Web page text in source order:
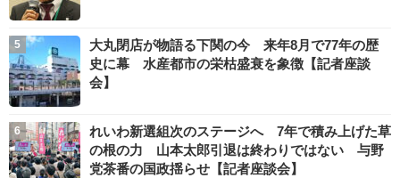
大丸閉店が物語る下関の今 来年8月で77年の歴
史に幕 水産都市の栄枯盛衰を象徴【記者座談
会】
れいわ新選組次のステージへ 7年で積み上げた草
の根の力 山本太郎引退は終わりではない 与野
党茶番の国政揺らせ【記者座談会】